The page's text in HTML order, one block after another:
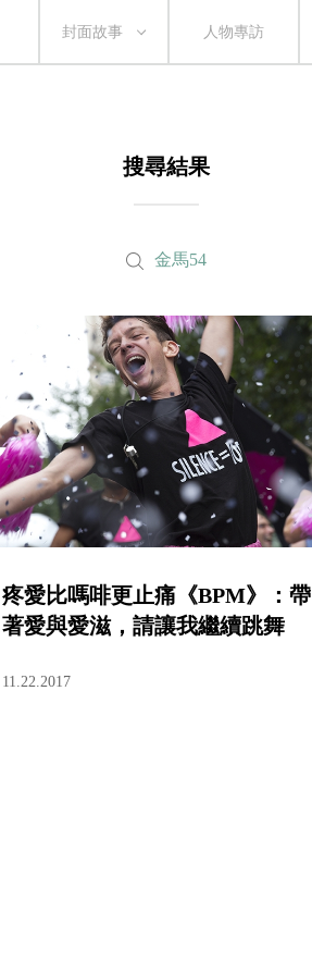
封面故事 人物專訪
搜尋結果
金馬54
疼愛比嗎啡更止痛《BPM》：帶
著愛與愛滋，請讓我繼續跳舞
11.22.2017